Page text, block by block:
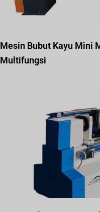
Mesin Bubut Kayu Mini
Multifungsi